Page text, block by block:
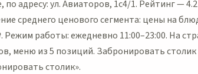
по адресу: ул. Авиаторов, 1с4/1. Рейтинг —
среднего ценового сегмента: цены на
Режим работы: ежедневно 11:00–23:00. На
меню из 5 позиций. Забронировать
столик».